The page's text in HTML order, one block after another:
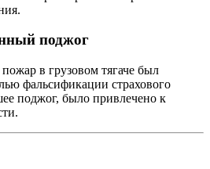
поджог
в грузовом тягаче был
фальсификации страхового
поджог, было привлечено к